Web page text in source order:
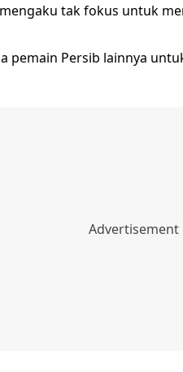
tak fokus untuk
pemain Persib lainnya